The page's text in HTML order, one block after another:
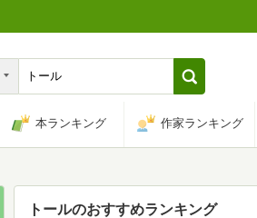
本ランキング 作家ランキング
トールのおすすめランキング